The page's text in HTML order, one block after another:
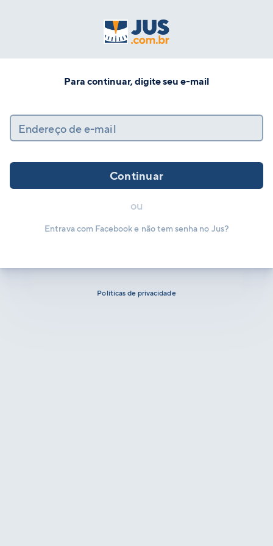
Para continuar, digite seu e-mail
Endereço de e-mail
Continuar
ou
Entrava com Facebook e não tem senha no Jus?
Políticas de privacidade